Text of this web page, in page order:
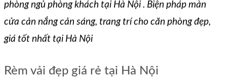
phòng ngủ phòng khách tại Hà Nội . Biện pháp màn
cửa cản nắng cản sáng, trang trí cho căn phòng đẹp,
giá tốt nhất tại Hà Nội
Rèm vải đẹp giá rẻ tại Hà Nội